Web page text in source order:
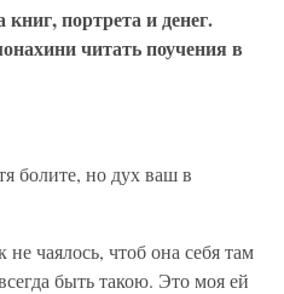
портрета и денег.
читать поучения в
болите, но дух ваш в
чаялось, чтоб она себя там
быть такою. Это моя ей